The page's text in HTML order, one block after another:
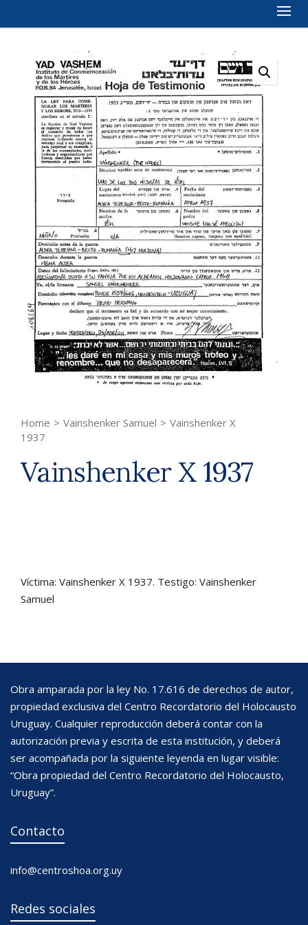
Home > Vainshenker Samuel > Vainshenker X
1937
Vainshenker X 1937
Víctima: Vainshenker X 1937. Testigo: Vainshenker
Samuel
Obra amparada por la ley No. 17.616 de derechos de autor,
propiedad exclusiva del Centro Recordatorio del Holocausto
Uruguay. Cualquier reproducción deberá contar con la
autorización previa y escrita de esta institución, y deberá
ser acompañada por la siguiente leyenda en lugar visible:
“Obra propiedad del Centro Recordatorio del Holocausto,
Uruguay”.
Contacto
info@centroshoa.org.uy
Redes sociales